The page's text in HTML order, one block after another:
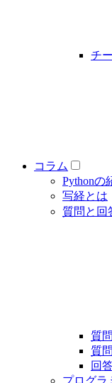
チ
コラム
Pythonの
写経とは
質問と回
質
質
回
プログラ